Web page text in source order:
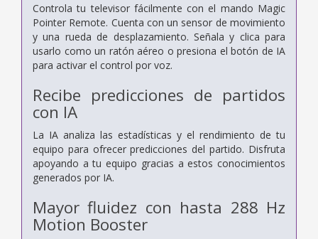
Controla tu televisor fácilmente con el mando Magic
Pointer Remote. Cuenta con un sensor de movimiento
y una rueda de desplazamiento. Señala y clica para
usarlo como un ratón aéreo o presiona el botón de IA
para activar el control por voz.
Recibe predicciones de partidos
con IA
La IA analiza las estadísticas y el rendimiento de tu
equipo para ofrecer predicciones del partido. Disfruta
apoyando a tu equipo gracias a estos conocimientos
generados por IA.
Mayor fluidez con hasta 288 Hz
Motion Booster